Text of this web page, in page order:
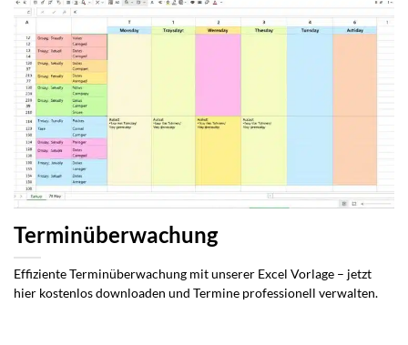
Terminüberwachung
Effiziente Terminüberwachung mit unserer Excel Vorlage – jetzt
hier kostenlos downloaden und Termine professionell verwalten.